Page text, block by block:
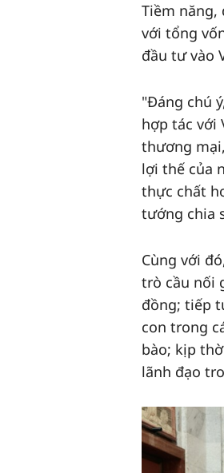
Tiềm năng,
với tổng
đầu tư vào
"Đáng chú
hợp tác với
thương
lợi thế của
thực chất
tướng chia
Cùng với
trò cầu nối
đồng; tiếp
con trong
bào; kịp
lãnh đạo